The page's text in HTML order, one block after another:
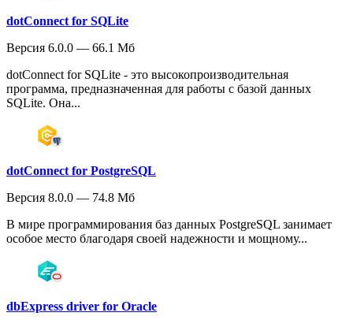
dotConnect for SQLite
Версия 6.0.0 — 66.1 Мб
dotConnect for SQLite - это высокопроизводительная
программа, предназначенная для работы с базой данных
SQLite. Она...
dotConnect for PostgreSQL
Версия 8.0.0 — 74.8 Мб
В мире программирования баз данных PostgreSQL занимает
особое место благодаря своей надежности и мощному...
dbExpress driver for Oracle